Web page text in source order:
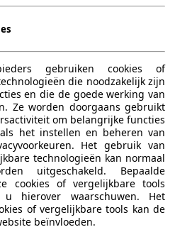
mm
kg
kg
g/km (komb.)
100km
gebruiken cookies of
die noodzakelijk zijn
en die de goede werking van
Ze worden doorgaans gebruikt
om belangrijke functies
het instellen en beheren van
Het gebruik van
technologieën kan normaal
uitgeschakeld. Bepaalde
cookies of vergelijkbare tools
hierover waarschuwen. Het
of vergelijkbare tools kan de
beïnvloeden.